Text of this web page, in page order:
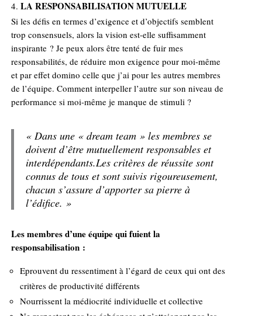
LA RESPONSABILISATION MUTUELLE
Si les défis en termes d’exigence et d’objectifs semblent
trop consensuels, alors la vision est-elle suffisamment
inspirante ? Je peux alors être tenté de fuir mes
responsabilités, de réduire mon exigence pour moi-même
et par effet domino celle que j’ai pour les autres membres
de l’équipe. Comment interpeller l’autre sur son niveau de
performance si moi-même je manque de stimuli ?
« Dans une « dream team » les membres se
doivent d’être mutuellement responsables et
interdépendants.Les critères de réussite sont
connus de tous et sont suivis rigoureusement,
chacun s’assure d’apporter sa pierre à
l’édifice. »
Les membres d’une équipe qui fuient la
responsabilisation :
Eprouvent du ressentiment à l’égard de ceux qui ont des
critères de productivité différents
Nourrissent la médiocrité individuelle et collective